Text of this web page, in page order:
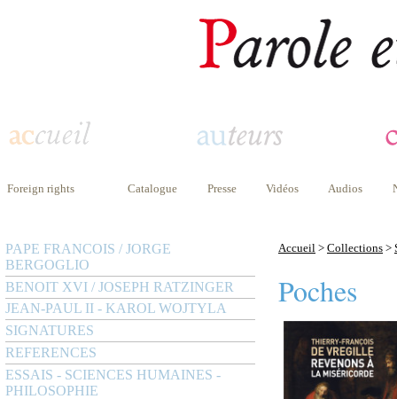
Foreign rights Catalogue Presse Vidéos Audios
PAPE FRANCOIS / JORGE
BERGOGLIO
BENOIT XVI / JOSEPH RATZINGER
JEAN-PAUL II - KAROL WOJTYLA
SIGNATURES
REFERENCES
ESSAIS - SCIENCES HUMAINES -
PHILOSOPHIE
Accueil > Collections >
Poches